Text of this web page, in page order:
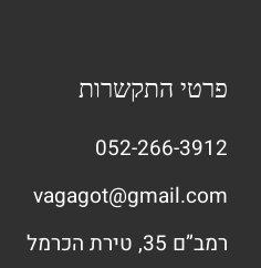
פרטי התקשרות
052-266-3912
vagagot@gmail.com
רמב”ם 35, טירת הכרמל